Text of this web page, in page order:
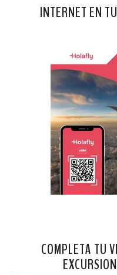
INTERNET EN
COMPLETA TU